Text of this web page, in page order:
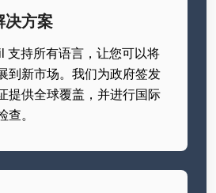
决方案
支持所有语言，让您可以将
到新市场。我们为政府签发
提供全球覆盖，并进行国际
查。